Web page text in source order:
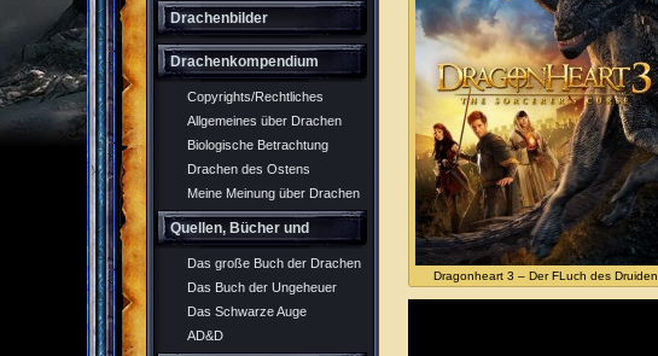
Drachenbilder
Drachenkompendium
Copyrights/Rechtliches
Allgemeines über Drachen
Biologische Betrachtung
Drachen des Ostens
Meine Meinung über Drachen
Quellen, Bücher und
Rollenspiel
Das große Buch der Drachen
Das Buch der Ungeheuer
Das Schwarze Auge
AD&D
Dragonheart 3 – Der FLuch des Druiden